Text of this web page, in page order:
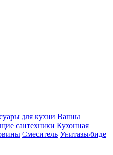
для кухни Ванны
сантехники Кухонная
Смеситель Унитазы/биде